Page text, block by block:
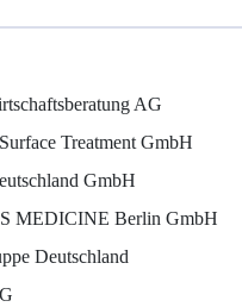
AG
Treatment GmbH
GmbH
MEDICINE Berlin GmbH
Deutschland